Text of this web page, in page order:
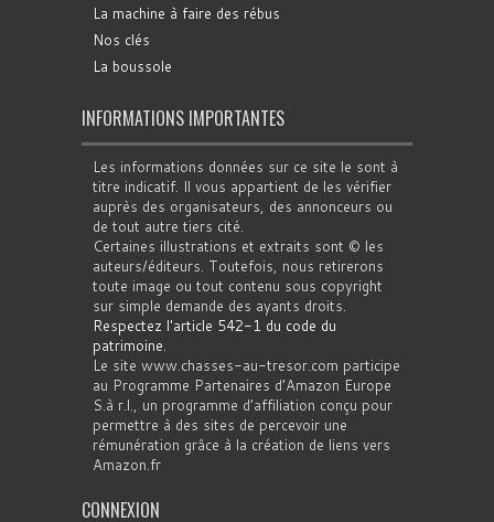
La machine à faire des rébus
Nos clés
La boussole
INFORMATIONS IMPORTANTES
Les informations données sur ce site le sont à
titre indicatif. Il vous appartient de les vérifier
auprès des organisateurs, des annonceurs ou
de tout autre tiers cité.
Certaines illustrations et extraits sont © les
auteurs/éditeurs. Toutefois, nous retirerons
toute image ou tout contenu sous copyright
sur simple demande des ayants droits.
Respectez l'article 542-1 du code du
patrimoine.
Le site www.chasses-au-tresor.com participe
au Programme Partenaires d’Amazon Europe
S.à r.l., un programme d’affiliation conçu pour
permettre à des sites de percevoir une
rémunération grâce à la création de liens vers
Amazon.fr
CONNEXION